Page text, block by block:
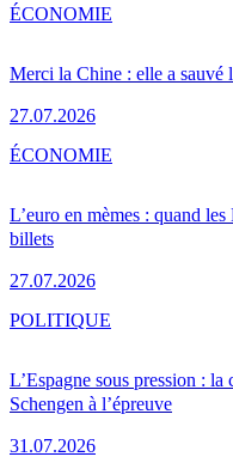
Merci la Chine : elle a sauvé
27.07.2026
ÉCONOMIE
L’euro en mèmes : quand
billets
27.07.2026
ÉCONOMIE
L’Espagne sous pression :
Schengen à l’épreuve
31.07.2026
POLITIQUE